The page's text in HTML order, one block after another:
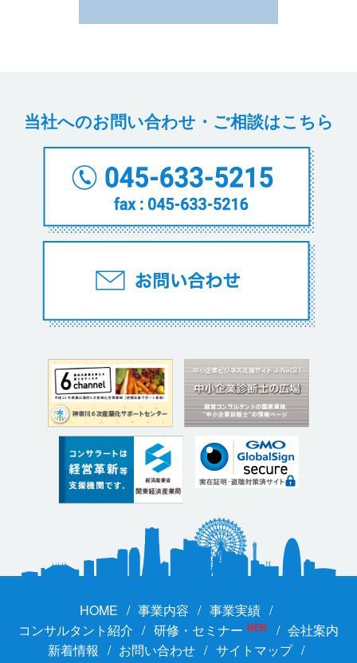
当社へのお問い合わせ・ご相談はこちら
HOME 事業内容
事業実績
コンサルタント紹介
研修・セミナー NEW
会社案内
新着情報
お問い合わせ
サイトマップ